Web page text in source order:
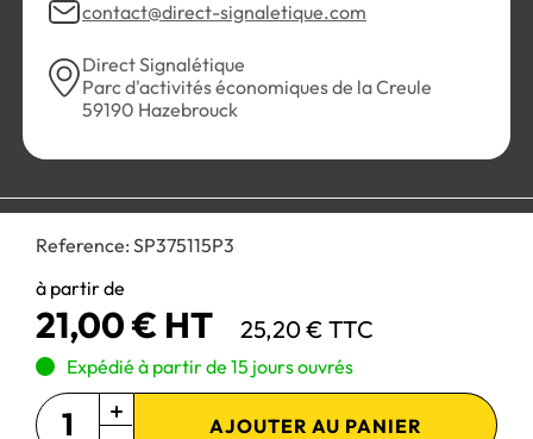
Reference: SP375115P3
à partir de
21,00 € HT 25,20 € TTC
Expédié à partir de 15 jours ouvrés
AJOUTER AU PANIER
contact@direct-signaletique.com
Direct Signalétique
Parc d'activités économiques de la Creule
59190 Hazebrouck
Personnaliser les cookies
Paiement 100% sécurisé :